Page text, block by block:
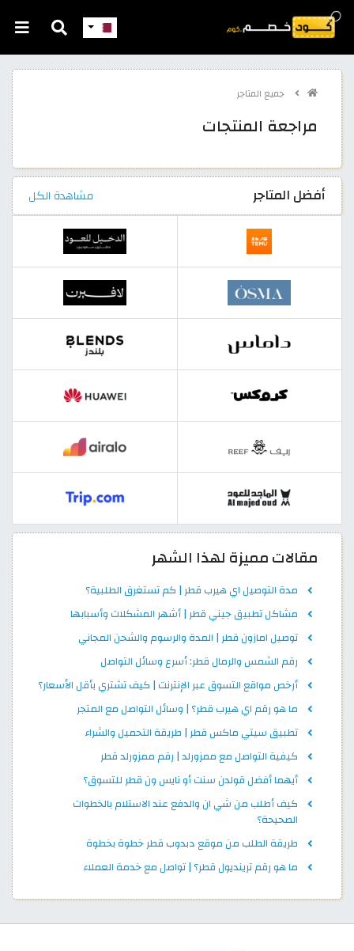
جميع المتاجر
مراجعة المنتجات
أفضل المتاجر مشاهدة الكل
مقالات مميزة لهذا الشهر
مدة التوصيل اي هيرب قطر | كم تستغرق الطلبية؟
مشاكل تطبيق جيني قطر | أشهر المشكلات وأسبابها
توصيل امازون قطر | المدة والرسوم والشحن المجاني
رقم الشمس والرمال قطر: أسرع وسائل التواصل
أرخص مواقع التسوق عبر الإنترنت | كيف تشتري بأقل الأسعار؟
ما هو رقم اي هيرب قطر؟ | وسائل التواصل مع المتجر
تطبيق سيتي ماكس قطر | طريقة التحميل والشراء
كيفية التواصل مع ممزورلد | رقم ممزورلد قطر
أيهما أفضل قولدن سنت أو نايس ون قطر للتسوق؟
كيف أطلب من شي ان والدفع عند الاستلام بالخطوات
الصحيحة؟
طريقة الطلب من موقع دبدوب قطر خطوة بخطوة
ما هو رقم ترينديول قطر؟ | تواصل مع خدمة العملاء